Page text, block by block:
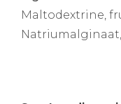
Maltodextrine,